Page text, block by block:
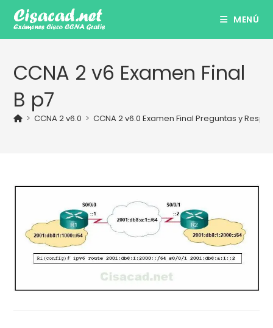
contenido
MENÚ
CCNA 2 v6 Examen Final
B p7
> CCNA 2 v6.0 > CCNA 2 v6.0 Examen Final Preguntas y